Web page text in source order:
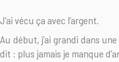
J’ai vécu ça avec l’argent.
Au début, j’ai grandi dans
dit : plus jamais je manque